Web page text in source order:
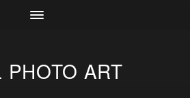
PHOTO ART